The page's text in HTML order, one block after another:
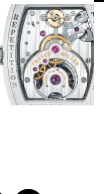
ュラー
3点
イジーアワーズがミニッツ
ピータートゥールビヨンに！
級ブランドのさらなるコンプ
新作6選